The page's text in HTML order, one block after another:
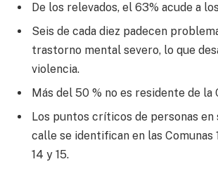
De los relevados, el 63% acude a
Seis de cada diez padecen
trastorno mental severo, lo que
violencia.
Más del 50 % no es residente de la
Los puntos críticos de personas en
calle se identifican en las Comunas
14 y 15.